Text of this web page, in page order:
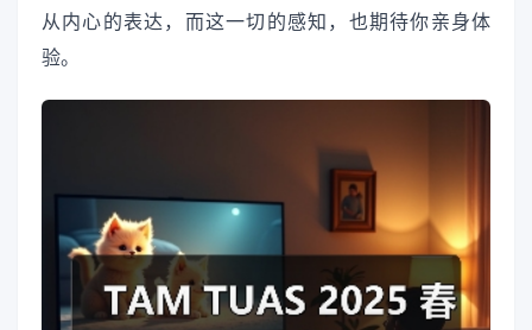
从内心的表达，而这一切的感知，也期待你亲身体
验。